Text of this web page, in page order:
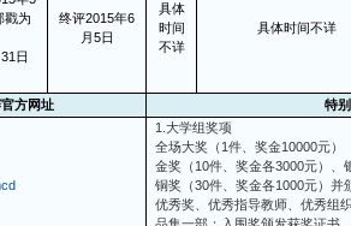
戳为
日
终评2015年6
月5日
具体
时间
不详
具体时间不详
方网址 特
1.大学组奖项
全场大奖（1件、奖金10000元）
金奖（10件、奖金各3000元）、
铜奖（30件、奖金各1000元）
优秀奖、优秀指导教师、优秀组